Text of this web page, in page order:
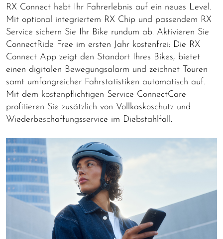
RX Connect hebt Ihr Fahrerlebnis auf ein neues Level.
Mit optional integriertem RX Chip und passendem RX
Service sichern Sie Ihr Bike rundum ab. Aktivieren Sie
ConnectRide Free im ersten Jahr kostenfrei: Die RX
Connect App zeigt den Standort Ihres Bikes, bietet
einen digitalen Bewegungsalarm und zeichnet Touren
samt umfangreicher Fahrstatistiken automatisch auf.
Mit dem kostenpflichtigen Service ConnectCare
profitieren Sie zusätzlich von Vollkaskoschutz und
Wiederbeschaffungsservice im Diebstahlfall.